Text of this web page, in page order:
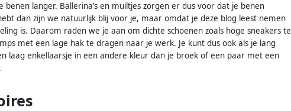
benen langer. Ballerina’s en muiltjes zorgen er dus voor dat je benen
dan zijn we natuurlijk blij voor je, maar omdat je deze blog leest nemen
is. Daarom raden we je aan om dichte schoenen zoals hoge sneakers te
met een lage hak te dragen naar je werk. Je kunt dus ook als je lang
laag enkellaarsje in een andere kleur dan je broek of een paar met een